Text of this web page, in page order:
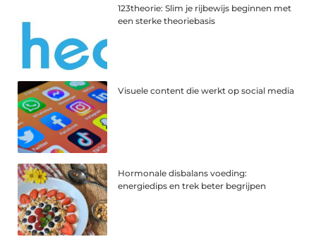
123theorie: Slim je rijbewijs beginnen met
een sterke theoriebasis
Visuele content die werkt op social media
Hormonale disbalans voeding:
energiedips en trek beter begrijpen